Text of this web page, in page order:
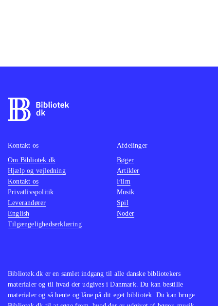
Bibliotek.dk er en samlet indgang til alle danske bibliotekers
materialer og til hvad der udgives i Danmark. Du kan bestille
materialer og så hente og låne på dit eget bibliotek. Du kan bruge
Kontakt os
Om Bibliotek.dk
Hjælp og vejledning
Kontakt os
Privatlivspolitik
Leverandører
English
Tilgængelighedserklæring
Afdelinger
Bøger
Artikler
Film
Musik
Spil
Noder